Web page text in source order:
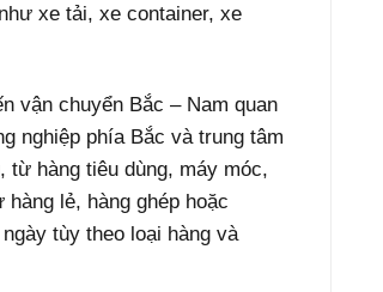
xe tải, xe container, xe
vận chuyển Bắc – Nam quan
nghiệp phía Bắc và trung tâm
từ hàng tiêu dùng, máy móc,
lẻ, hàng ghép hoặc
tùy theo loại hàng và